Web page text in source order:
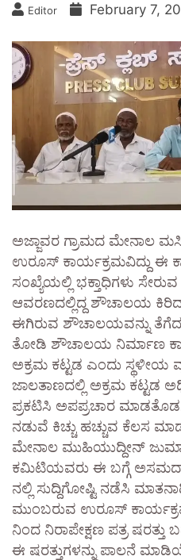
Editor February 7,
ಅಜ್ಜಾವರ ಗ್ರಾಮದ ಮೇನಾಲ
ಉರೂಸ್ ಕಾರ್ಯಕ್ರಮವಿದ್ದು ಈ
ಸಂಖ್ಯೆಯಲ್ಲಿ ಭಕ್ತಾಧಿಗಳು
ಆವರಣದಲ್ಲಿದ್ದ ಶೌಚಾಲಯ
ಈಗಿರುವ ಶೌಚಾಲಯವನ್ನು
ತೋಡಿ ಶೌಚಾಲಯ ನಿರ್ಮಾಣ
ಅಕ್ರಮ ಕಟ್ಟಡ ಎಂದು ಸ್ಥಳೀಯ
ಜಾಲತಾಣದಲ್ಲಿ ಅಕ್ರಮ ಕಟ್ಟಡ
ಪ್ರಕಟಿಸಿ ಅಪಪ್ರಚಾರ
ನಡುವೆ ಕಿಚ್ಚು ಹಚ್ಚುವ ಕೆಲಸ
ಮೇನಾಲ ಮುಹಿಯುದ್ದೀನ್
ಕಮಿಟಿಯವರು ಈ ಬಗ್ಗೆ ಅಸಮದಾನ
ನಲ್ಲಿ ಸುದ್ದಿಗೋಷ್ಟಿ ನಡೆಸಿ
ಮುಂಬರುವ ಉರೂಸ್
ನಿಂದ ನಿರಾಪೇಕ್ಷಣ ಪತ್ರ
ಈ ಷರತ್ತುಗಳನ್ನು ಪಾಲನೆ